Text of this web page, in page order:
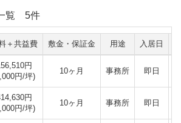
覧 5件
＋共益費 敷金・保証金 用途 入居日
円
円/坪)
10ヶ月 事務所 即日
円
円/坪)
10ヶ月 事務所 即日